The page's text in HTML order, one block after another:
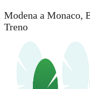
Modena a Monaco,
Treno